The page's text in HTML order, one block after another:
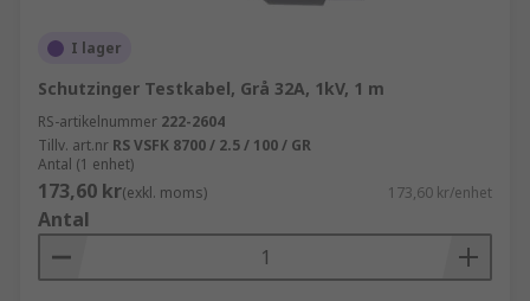
I lager
Schutzinger Testkabel, Grå 32A, 1kV, 1 m
RS-artikelnummer 222-2604
Tillv. art.nr RS VSFK 8700 / 2.5 / 100 / GR
Antal (1 enhet)
173,60 kr(exkl. moms) 173,60 kr/enhet
Antal